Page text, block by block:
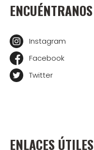
ENCUÉNTRANOS
Instagram
Facebook
Twitter
ENLACES ÚTILES